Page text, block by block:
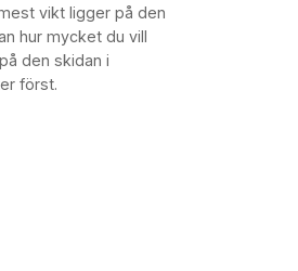
vikt ligger på den
hur mycket du vill
den skidan i
först.